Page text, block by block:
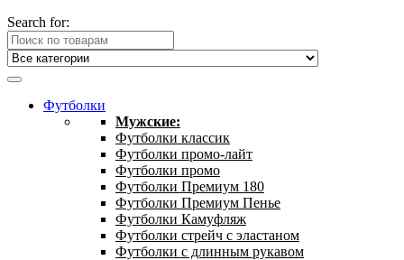
Search for:
Футболки
Мужские:
Футболки классик
Футболки промо-лайт
Футболки промо
Футболки Премиум 180
Футболки Премиум Пенье
Футболки Камуфляж
Футболки стрейч с эластаном
Футболки с длинным рукавом